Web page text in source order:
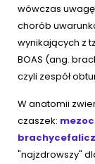
wówczas
chorób
wynikających z
BOAS (ang.
czyli zespół
W anatomii
czaszek:
"najzdrowszy"